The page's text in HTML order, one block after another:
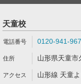
天童校
0120-941-967
山形県天童
山形線 天童